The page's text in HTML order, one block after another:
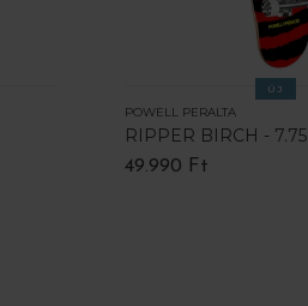
ÚJ
POWELL PERALTA
RIPPER BIRCH - 7.75
49.990 Ft